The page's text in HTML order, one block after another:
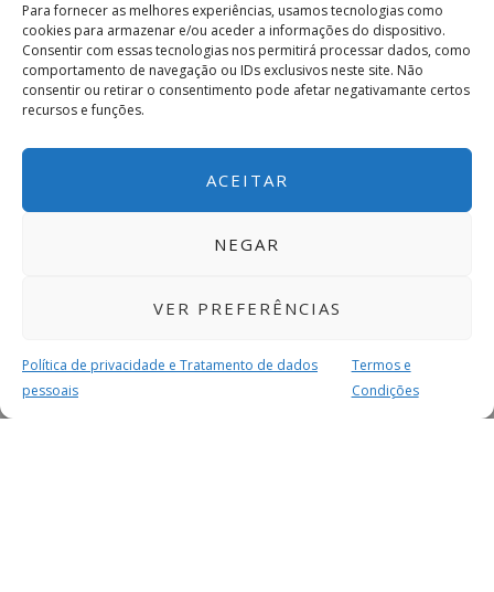
Para fornecer as melhores experiências, usamos tecnologias como
cookies para armazenar e/ou aceder a informações do dispositivo.
Consentir com essas tecnologias nos permitirá processar dados, como
comportamento de navegação ou IDs exclusivos neste site. Não
consentir ou retirar o consentimento pode afetar negativamante certos
recursos e funções.
ACEITAR
NEGAR
VER PREFERÊNCIAS
Política de privacidade e Tratamento de dados
pessoais
Termos e
Condições